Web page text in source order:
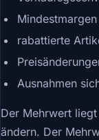
rabattierte
Ausnahmen
Der Mehrwert
ändern. Der